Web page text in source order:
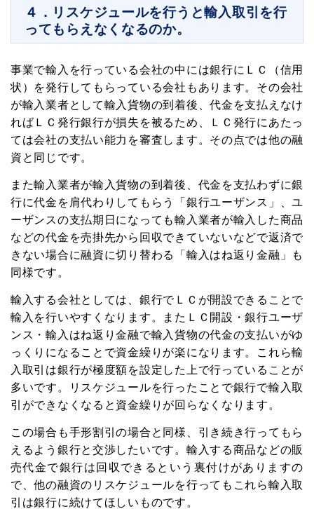
４．リスケジュールを行うと輸入取引を行
ってもらえなくなるのか。
事業で輸入を行っている会社の中には銀行にＬＣ（信用
状）を発行してもらっている会社もあります。その会社
が輸入業者として輸入貨物の到着後、代金を支払えなけ
ればＬＣ発行銀行が損失を被るため、ＬＣ発行にあたっ
ては会社の支払い能力を審査します。その点では他の融
資と同じです。
また輸入業者が輸入貨物の到着後、代金を支払わずに銀
行に代金を肩代わりしてもらう「銀行ユーザンス」、ユ
ーザンスの支払期日になっても輸入業者が輸入した商品
などの代金を売掛先から回収できていないなどで返済で
きない場合に融資に切り替わる「輸入はね返り金融」も
同様です。
輸入する会社としては、銀行でＬＣが開設できることで
輸入を行いやすくなります。またＬＣ開設・銀行ユーザ
ンス・輸入はね返り金融で輸入貨物の代金の支払いがゆ
っくりになることで資金繰りが楽になります。これら輸
入取引は銀行が極度額を設定した上で行っていることが
多いです。リスケジュールを行ったことで銀行で輸入取
引ができなくなると資金繰りが回らなくなります。
この場合も手形割引の場合と同様、引き続き行ってもら
えるよう銀行と交渉したいです。輸入する商品などの販
売代金で銀行は回収できるという裏付けがありますの
で、他の融資のリスケジュールを行ってもこれら輸入取
引は銀行に続けてほしいものです。
下記から職種を選んでください